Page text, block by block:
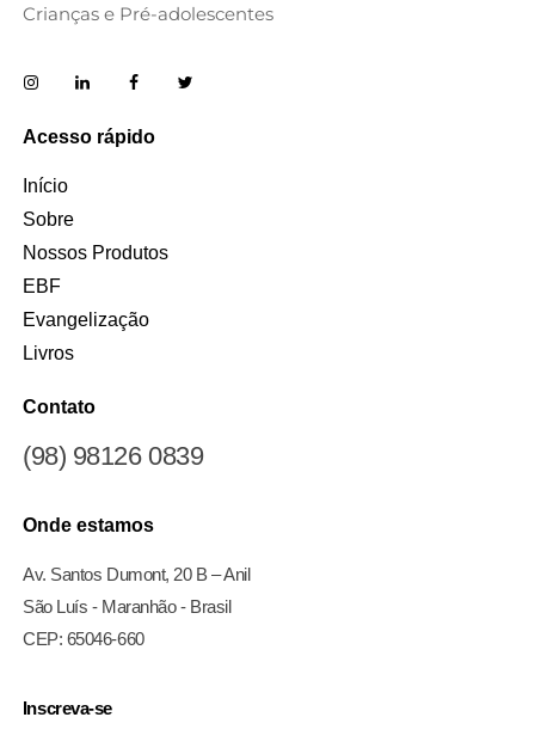
Crianças e Pré-adolescentes
Acesso rápido
Início
Sobre
Nossos Produtos
EBF
Evangelização
Livros
Contato
(98) 98126 0839
Onde estamos
Av. Santos Dumont, 20 B – Anil
São Luís - Maranhão - Brasil
CEP: 65046-660
Inscreva-se